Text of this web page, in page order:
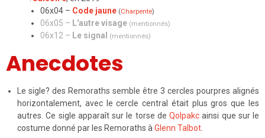
06x04 – Code jaune (Charpente)
06x05 – L'autre visage (mentionnés)
06x12 – Le signal (mentionnés)
Anecdotes
Le sigle? des Remoraths semble être 3 cercles pourpres alignés
horizontalement, avec le cercle central était plus gros que les
autres. Ce sigle apparaît sur le torse deQolpakc ainsi que sur le
costume donné par les Remoraths àGlenn Talbot.